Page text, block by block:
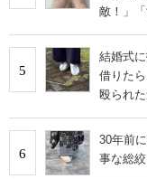
敵！」
5
結婚式
借りた
殴られた
6
30年前
事な総